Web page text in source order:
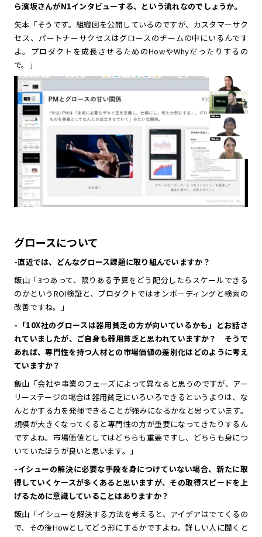
ら濱坂さんがN1インタビューする、という流れなのでしょうか。
矢本「そうです。組織図を公開しているのですが、カスタマーサク
セス、パートナーサクセスはグロースのチームの中にいるんです
よ。プロダクトを成長させるためのHowやWhyだったりするの
で。」
グロースについて
-直近では、どんなグロース課題に取り組んでいますか？
飯山「3つあって、限りある予算をどう配分したらスケールできる
のかというROI検証と、プロダクトではオンボーディングと検索の
改善ですね。」
-「10X社のグロースは器用貧乏の方が向いているかも」とお話さ
れていましたが、ご自身も器用貧乏と思われていますか？ そうで
あれば、専門性を持つ人材との市場価値の差別化はどのように考え
ていますか？
飯山「会社や事業のフェーズによって異なると思うのですが、アー
リーステージの場合は器用貧乏にいろいろできるというよりは、な
んとかする力を発揮できることが強みになるかなと思っています。
規模が大きくなってくると専門性の方が重要になってきたりするん
ですよね。市場価値としてはどちらも重要ですし、どちらも身につ
いていたほうが良いと思います。」
-イシューの解決に必要な手段を身につけていない場合、新たに取
得していくケースが多くあると思いますが、その取得スピードを上
げるために意識していることはありますか？
飯山「イシューを解決する方法を考えると、アイデアはでてくるの
で、その後Howとしてどう形にするかですよね。詳しい人に聞くと